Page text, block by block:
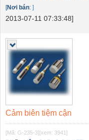
[Nơi bán: ]
2013-07-11 07:33:48]
Cảm biên tiệm cận
[Mã: G-235-3][xem: 3941]